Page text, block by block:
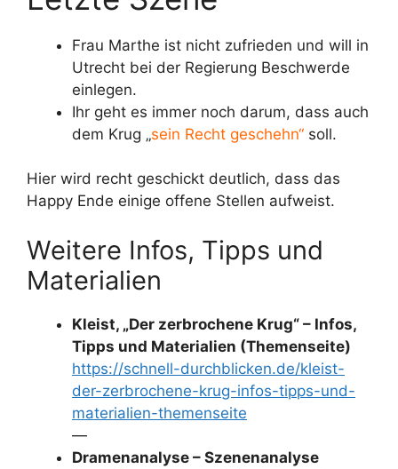
Frau Marthe ist nicht zufrieden und will in
Utrecht bei der Regierung Beschwerde
einlegen.
Ihr geht es immer noch darum, dass auch
dem Krug „sein Recht geschehn“ soll.
Hier wird recht geschickt deutlich, dass das
Happy Ende einige offene Stellen aufweist.
Weitere Infos, Tipps und
Materialien
Kleist, „Der zerbrochene Krug“ – Infos,
Tipps und Materialien (Themenseite)
https://schnell-durchblicken.de/kleist-
der-zerbrochene-krug-infos-tipps-und-
materialien-themenseite
—
Dramenanalyse – Szenenanalyse